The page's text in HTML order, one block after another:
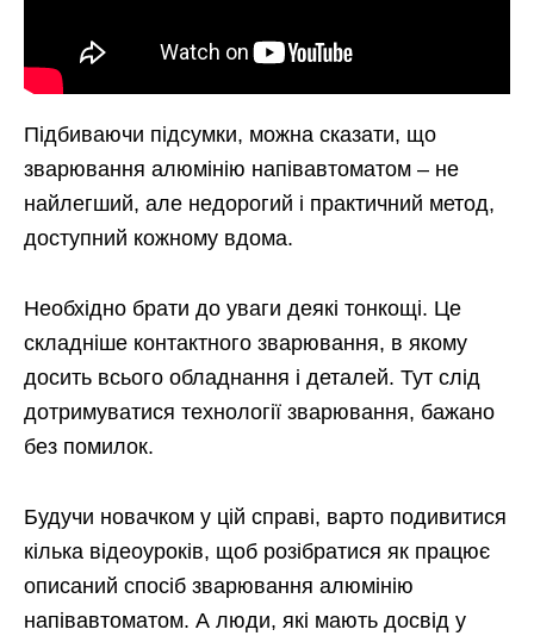
Підбиваючи підсумки, можна сказати, що
зварювання алюмінію напівавтоматом – не
найлегший, але недорогий і практичний метод,
доступний кожному вдома.
Необхідно брати до уваги деякі тонкощі. Це
складніше контактного зварювання, в якому
досить всього обладнання і деталей. Тут слід
дотримуватися технології зварювання, бажано
без помилок.
Будучи новачком у цій справі, варто подивитися
кілька відеоуроків, щоб розібратися як працює
описаний спосіб зварювання алюмінію
напівавтоматом. А люди, які мають досвід у